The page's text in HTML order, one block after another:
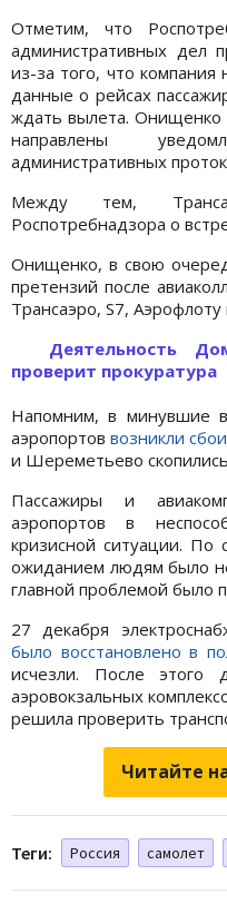
Отметим, что
административных дел
из-за того, что
данные о рейсах
ждать вылета. Онищенко
направлены
административных
Между тем,
Роспотребнадзора о
Онищенко, в свою
претензий после
Трансаэро, S7,
Деятельность
проверит прокуратура
Напомним, в минувшие
аэропортов возникли
и Шереметьево
Пассажиры и
аэропортов в
кризисной ситуации. По
ожиданием людям было
главной проблемой было
27 декабря
было восстановлено в
исчезли. После этого
аэровокзальных
решила проверить
Читайте
Теги: Россия самолет